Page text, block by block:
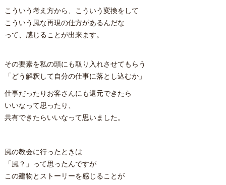
こういう考え方から、こういう変換をして
こういう風な再現の仕方があるんだな
って、感じることが出来ます。
その要素を私の頭にも取り入れさせてもらう
「どう解釈して自分の仕事に落とし込むか」
仕事だったりお客さんにも還元できたら
いいなって思ったり、
共有できたらいいなって思いました。
風の教会に行ったときは
「風？」って思ったんですが
この建物とストーリーを感じることが